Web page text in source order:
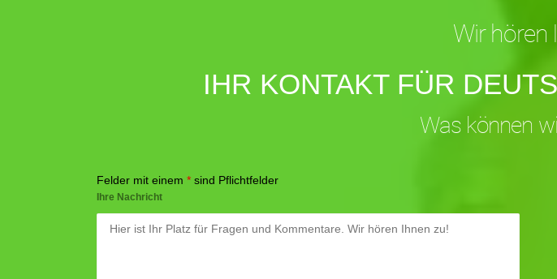
Wir hören
IHR KONTAKT FÜR
Was können
Felder mit einem * sind Pflichtfelder
Ihre Nachricht